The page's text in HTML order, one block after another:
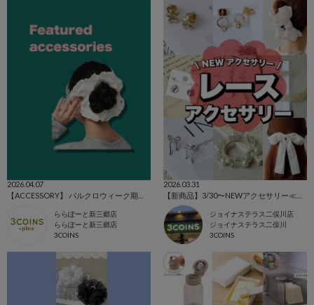
2026.04.07
ららぽーと新三郷店
ららぽーと新三郷店
3COINS
2026.03.31
ジョイナステラス二俣川店
ジョイナステラス二俣川
3COINS